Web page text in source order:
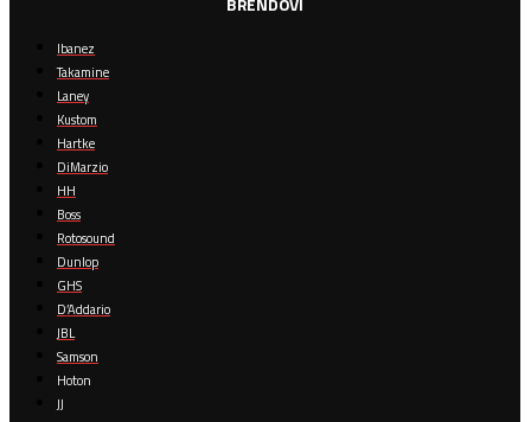
Ibanez
Takamine
Laney
Kustom
Hartke
DiMarzio
HH
Boss
Rotosound
Dunlop
GHS
D’Addario
JBL
Samson
Hoton
JJ